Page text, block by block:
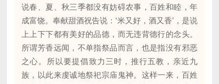
说春、夏、秋三季都没有妨碍农事，百姓和睦，年
成富饶。奉献甜酒祝告说：‘米又好，酒又香’，是说
上上下下都有美好的品德，而无违背德行的念头。
所谓芳香远闻，不单指祭品而言，也是指没有邪恶
之心。所以要提倡致力三时，推行五教，亲近九
族，以此来虔诚地祭祀宗庙鬼神。这样一来，百姓